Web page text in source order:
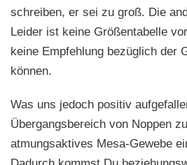
schreiben, er sei zu groß. Die
Leider ist keine Größentabelle
keine Empfehlung bezüglich der
können.
Was uns jedoch positiv
Übergangsbereich von Noppen
atmungsaktives Mesa-Gewebe